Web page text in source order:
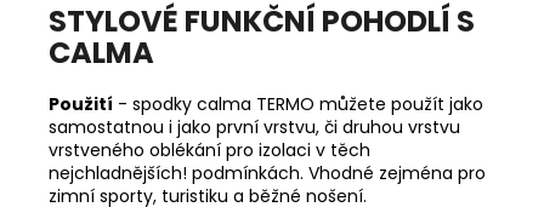
STYLOVÉ FUNKČNÍ POHODLÍ S
CALMA
Použití - spodky calma TERMO můžete použít jako
samostatnou i jako první vrstvu, či druhou vrstvu
vrstveného oblékání pro izolaci v těch
nejchladnějších! podmínkách. Vhodné zejména pro
zimní sporty, turistiku a běžné nošení.